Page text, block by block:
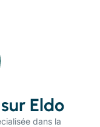
Eldo
dans la